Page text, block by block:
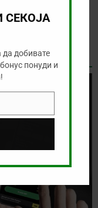
а ние ќе го
[…]
СЕКОЈА
да добивате
понуди и